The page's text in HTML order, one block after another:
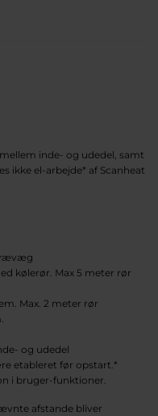
inde- og udedel, samt
ikke el-arbejde* af Scanheat
kølerør. Max 5 meter rør
Max. 2 meter rør
og udedel
etableret før opstart.*
i bruger-funktioner.
afstande bliver